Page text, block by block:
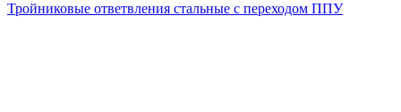
Тройниковые ответвления стальные с переходом ППУ